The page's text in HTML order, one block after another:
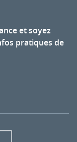
et soyez
pratiques de